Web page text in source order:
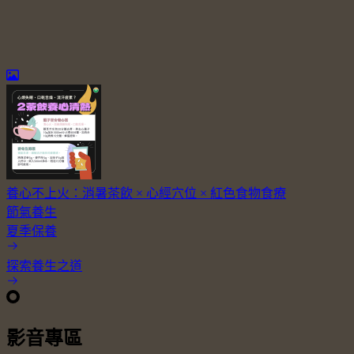
養心不上火：消暑茶飲 × 心經穴位 × 紅色食物食療
節氣養生
夏季保養
探索養生之道
影音專區